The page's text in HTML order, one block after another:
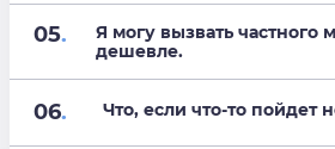
05.
Я могу вызвать частного
дешевле.
06. Что, если что-то пойдет